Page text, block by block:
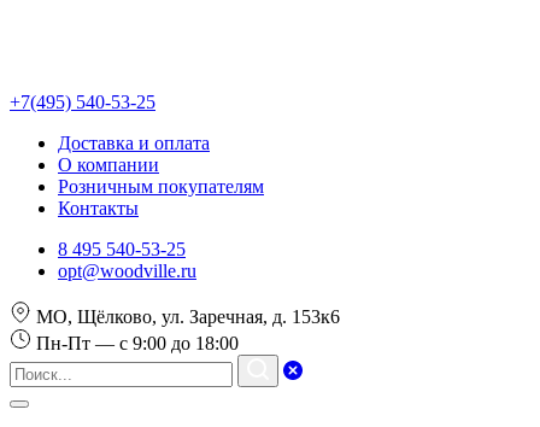
+7(495) 540-53-25
Доставка и оплата
О компании
Розничным покупателям
Контакты
8 495 540-53-25
opt@woodville.ru
МО, Щёлково, ул. Заречная, д. 153к6
Пн-Пт — с 9:00 до 18:00